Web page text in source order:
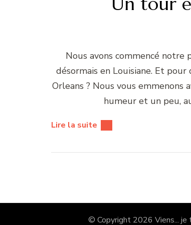
Nous avons commencé
désormais en Louisiane. Et
Orleans ? Nous vous emmenons
humeur et un peu,
Lire la suite
© Copyright 2026 Viens... je